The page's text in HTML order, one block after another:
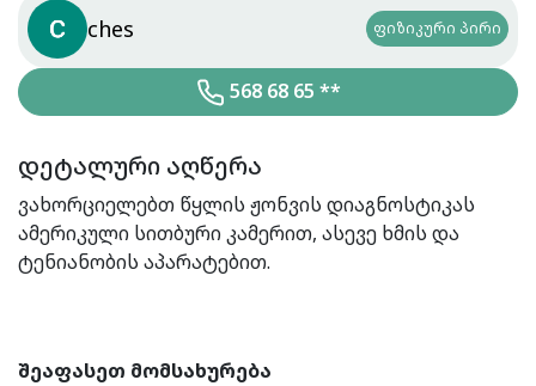
ches ფიზიკური პირი
568 68 65 **
დეტალური აღწერა
ვახორციელებთ წყლის ჟონვის დიაგნოსტიკას
ამერიკული სითბური კამერით, ასევე ხმის და
ტენიანობის აპარატებით.
შეაფასეთ მომსახურება